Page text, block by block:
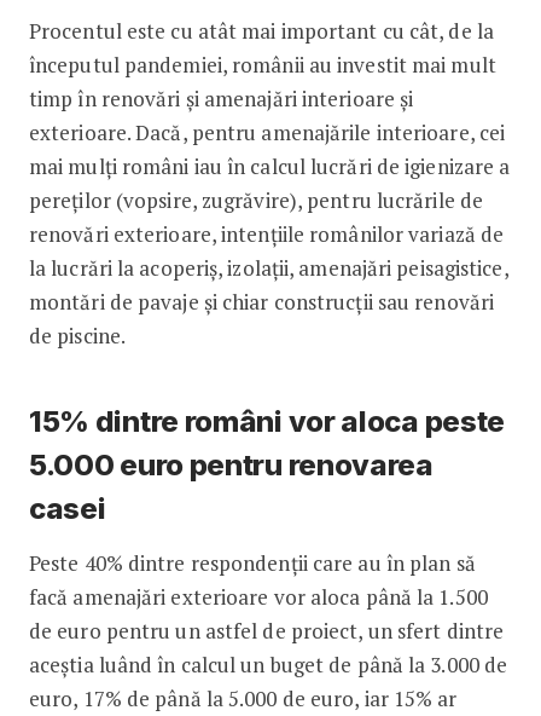
Procentul este cu atât mai important cu cât, de la
începutul pandemiei, românii au investit mai mult
timp în renovări și amenajări interioare și
exterioare. Dacă, pentru amenajările interioare, cei
mai mulți români iau în calcul lucrări de igienizare a
pereților (vopsire, zugrăvire), pentru lucrările de
renovări exterioare, intențiile românilor variază de
la lucrări la acoperiș, izolații, amenajări peisagistice,
montări de pavaje și chiar construcții sau renovări
de piscine.
15% dintre români vor aloca peste
5.000 euro pentru renovarea
casei
Peste 40% dintre respondenții care au în plan să
facă amenajări exterioare vor aloca până la 1.500
de euro pentru un astfel de proiect, un sfert dintre
aceștia luând în calcul un buget de până la 3.000 de
euro, 17% de până la 5.000 de euro, iar 15% ar